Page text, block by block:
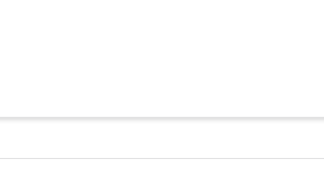
szűrők